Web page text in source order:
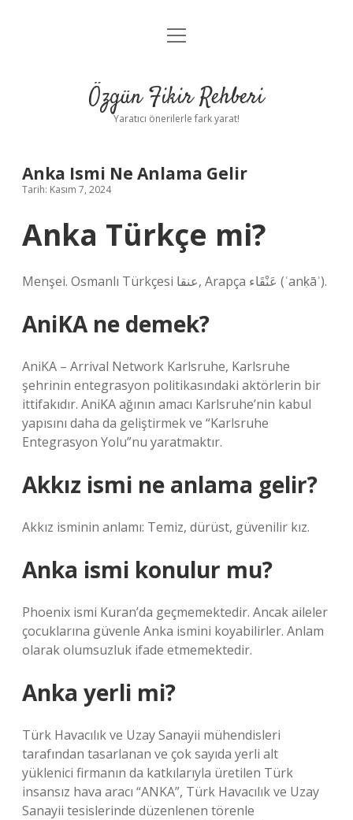
Gizlilik Politikası
Yasal Uyarı
menüyü
Özgün Fikir Rehberi
Yaratıcı önerilerle fark yarat!
Anka Ismi Ne Anlama Gelir
Tarih: Kasım 7, 2024
Anka Türkçe mi?
Menşei. Osmanlı Türkçesi عنقا‎, Arapça عَنْقَاء‎ (ʿanḳāʾ).
AniKA ne demek?
AniKA – Arrival Network Karlsruhe, Karlsruhe
şehrinin entegrasyon politikasındaki aktörlerin bir
ittifakıdır. AniKA ağının amacı Karlsruhe’nin kabul
yapısını daha da geliştirmek ve “Karlsruhe
Entegrasyon Yolu”nu yaratmaktır.
Akkız ismi ne anlama gelir?
Akkız isminin anlamı: Temiz, dürüst, güvenilir kız.
Anka ismi konulur mu?
Phoenix ismi Kuran’da geçmemektedir. Ancak aileler
çocuklarına güvenle Anka ismini koyabilirler. Anlam
olarak olumsuzluk ifade etmemektedir.
Anka yerli mi?
Türk Havacılık ve Uzay Sanayii mühendisleri
tarafından tasarlanan ve çok sayıda yerli alt
yüklenici firmanın da katkılarıyla üretilen Türk
insansız hava aracı “ANKA”, Türk Havacılık ve Uzay
Sanayii tesislerinde düzenlenen törenle